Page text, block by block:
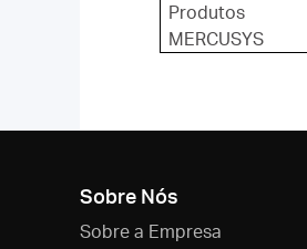
Produtos
MERCUSYS
Sobre Nós
Sobre a Empresa